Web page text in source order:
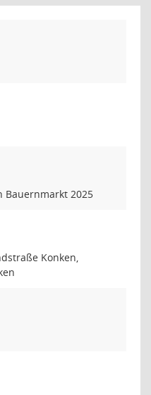
Bauernmarkt 2025
Konken,